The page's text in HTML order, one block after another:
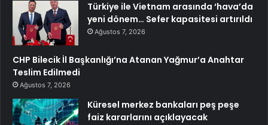
Türkiye ile Vietnam arasında ‘hava’da
yeni dönem… Sefer kapasitesi artırıldı
Ağustos 7, 2026
CHP Bilecik İl Başkanlığı’na Atanan Yağmur’a Anahtar
Teslim Edilmedi
Ağustos 7, 2026
Küresel merkez bankaları peş peşe
faiz kararlarını açıklayacak